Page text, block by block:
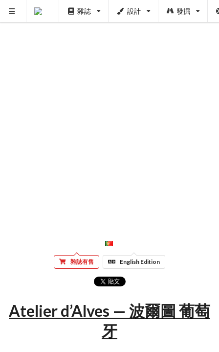
雜誌 設計 發掘
雜誌有售 English Edition
Atelier d’Alves — 波爾圖 葡萄
牙